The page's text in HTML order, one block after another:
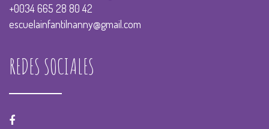
+0034 665 28 80 42
escuelainfantilnanny@gmail.com
REDES SOCIALES